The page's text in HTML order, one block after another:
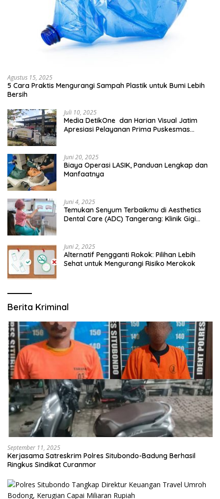
Agustus 15, 2025
5 Cara Praktis Mengurangi Sampah Plastik untuk Bumi Lebih
Bersih
Juli 10, 2025
Media DetikOne dan Harian Visual Jatim
Apresiasi Pelayanan Prima Puskesmas
Juni 20, 2025
Biaya Operasi LASIK, Panduan Lengkap dan
Manfaatnya
Juni 4, 2025
Temukan Senyum Terbaikmu di Aesthetics
Dental Care (ADC) Tangerang: Klinik Gigi
Juni 2, 2025
Alternatif Pengganti Rokok: Pilihan Lebih
Sehat untuk Mengurangi Risiko Merokok
Berita Kriminal
September 11, 2025
Kerjasama Satreskrim Polres Situbondo-Badung Berhasil
Ringkus Sindikat Curanmor